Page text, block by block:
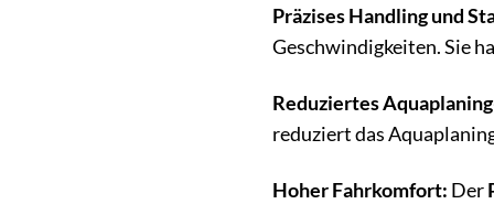
Präzises Handling und
Geschwindigkeiten. Sie
Reduziertes
reduziert das
Hoher Fahrkomfort: Der